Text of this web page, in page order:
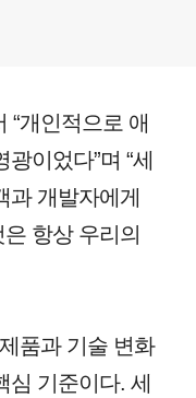
“개인적으로 애
이었다”며 “세
과 개발자에게
항상 우리의
품과 기술 변화
기준이다. 세